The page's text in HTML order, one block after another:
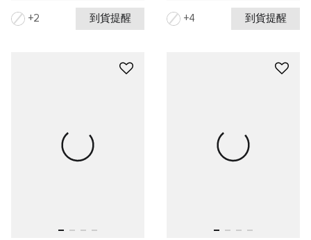
2 到貨提醒 4 到貨提醒